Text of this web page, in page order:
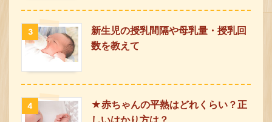
3
新生児の授乳間隔や母乳量・授乳回
数を教えて
4
★赤ちゃんの平熱はどれくらい？正